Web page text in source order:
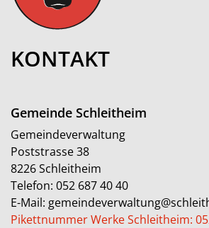
KONTAKT
Gemeinde Schleitheim
Gemeindeverwaltung
Poststrasse 38
8226 Schleitheim
Telefon: 052 687 40 40
E-Mail:
Pikettnummer Werke Schleitheim: